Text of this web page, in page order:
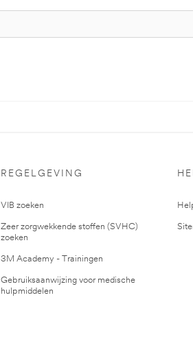
REGELGEVING
VIB zoeken
Zeer zorgwekkende stoffen (SVHC)
zoeken
3M Academy - Trainingen
Gebruiksaanwijzing voor medische
hulpmiddelen